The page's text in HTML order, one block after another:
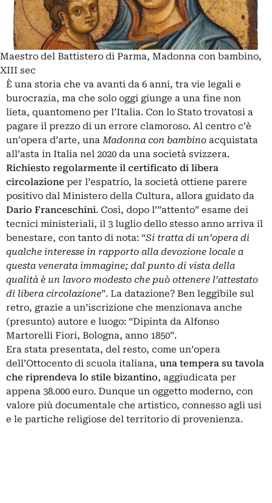
Maestro del Battistero di Parma, Madonna con bambino,
XIII sec
È una storia che va avanti da 6 anni, tra vie legali e
burocrazia, ma che solo oggi giunge a una fine non
lieta, quantomeno per l’Italia. Con lo Stato trovatosi a
pagare il prezzo di un errore clamoroso. Al centro c’è
un’opera d’arte, unaMadonna con bambino acquistata
all’asta in Italia nel 2020 da una società svizzera.
Richiesto regolarmente il certificato di libera
circolazione per l’espatrio, la società ottiene parere
positivo dal Ministero della Cultura, allora guidato da
Dario Franceschini. Così, dopo l’”attento” esame dei
tecnici ministeriali, il 3 luglio dello stesso anno arriva il
benestare, con tanto di nota: “Si tratta di un’opera di
qualche interesse in rapporto alla devozione locale a
questa venerata immagine; dal punto di vista della
qualità è un lavoro modesto che può ottenere l’attestato
di libera circolazione”. La datazione? Ben leggibile sul
retro, grazie a un’iscrizione che menzionava anche
(presunto) autore e luogo: “Dipinta da Alfonso
Martorelli Fiori, Bologna, anno 1850”.
Era stata presentata, del resto, come un’opera
dell’Ottocento di scuola italiana, una tempera su tavola
che riprendeva lo stile bizantino, aggiudicata per
appena 38.000 euro. Dunque un oggetto moderno, con
valore più documentale che artistico, connesso agli usi
e le partiche religiose del territorio di provenienza.